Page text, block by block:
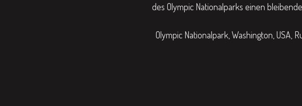
des Olympic Nationalparks einen
Olympic Nationalpark, Washington, USA,